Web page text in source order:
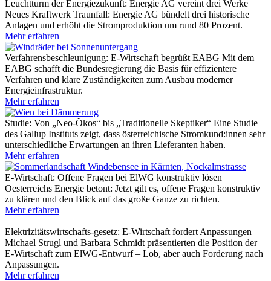
Leuchtturm der Energiezukunft: Energie AG vereint drei Werke
Neues Kraftwerk Traunfall: Energie AG bündelt drei historische
Anlagen und erhöht die Stromproduktion um rund 80 Prozent.
Mehr erfahren
Verfahrensbeschleunigung: E-Wirtschaft begrüßt EABG Mit dem
EABG schafft die Bundesregierung die Basis für effizientere
Verfahren und klare Zuständigkeiten zum Ausbau moderner
Energieinfrastruktur.
Mehr erfahren
Studie: Von „Neo-Ökos“ bis „Traditionelle Skeptiker“ Eine Studie
des Gallup Instituts zeigt, dass österreichische Stromkund:innen sehr
unterschiedliche Erwartungen an ihren Lieferanten haben.
Mehr erfahren
E-Wirtschaft: Offene Fragen bei ElWG konstruktiv lösen
Oesterreichs Energie betont: Jetzt gilt es, offene Fragen konstruktiv
zu klären und den Blick auf das große Ganze zu richten.
Mehr erfahren
Elektrizitätswirtschafts-gesetz: E-Wirtschaft fordert Anpassungen
Michael Strugl und Barbara Schmidt präsentierten die Position der
E-Wirtschaft zum ElWG-Entwurf – Lob, aber auch Forderung nach
Anpassungen.
Mehr erfahren